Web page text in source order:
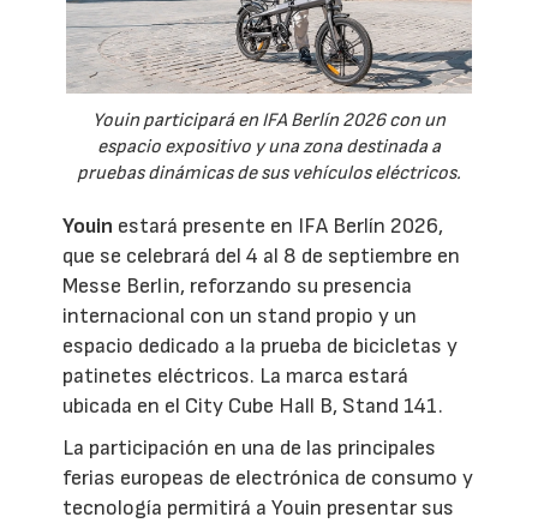
Youin participará en IFA Berlín 2026 con un
espacio expositivo y una zona destinada a
pruebas dinámicas de sus vehículos eléctricos.
Youin estará presente en IFA Berlín 2026,
que se celebrará del 4 al 8 de septiembre en
Messe Berlin, reforzando su presencia
internacional con un stand propio y un
espacio dedicado a la prueba de bicicletas y
patinetes eléctricos. La marca estará
ubicada en el City Cube Hall B, Stand 141.
La participación en una de las principales
ferias europeas de electrónica de consumo y
tecnología permitirá a Youin presentar sus